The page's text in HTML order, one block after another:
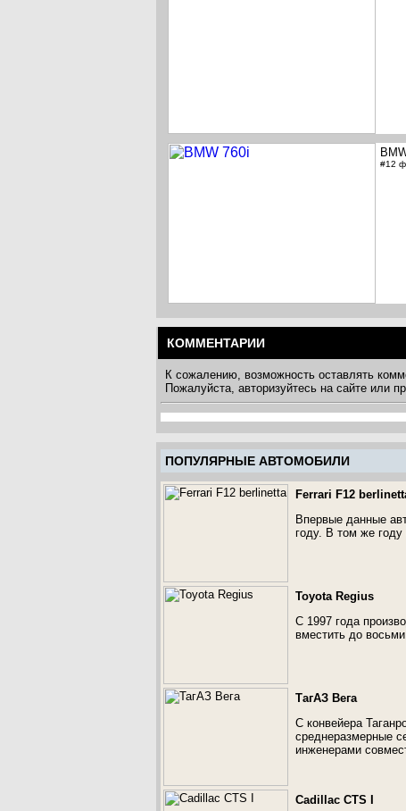
#12
КОММЕНТАРИИ
К сожалению, возможность оставлять
Пожалуйста, авторизуйтесь на сайте или
ПОПУЛЯРНЫЕ АВТОМОБИЛИ
Ferrari F12
Впервые данные
году. В том же году
Toyota Regius
С 1997 года
вместить до
ТагАЗ Вега
С конвейера
среднеразмерные
инженерами
Cadillac CTS I